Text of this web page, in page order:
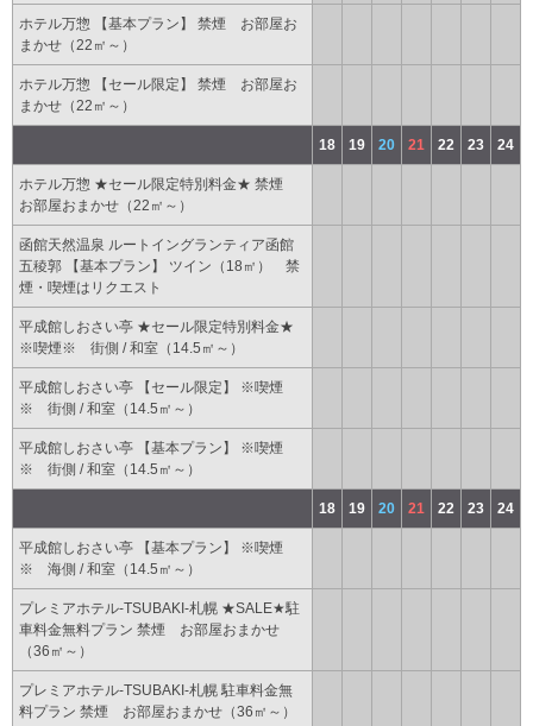
ホテル万惣 【基本プラン】 禁煙 お部屋お
まかせ（22㎡～）
ホテル万惣 【セール限定】 禁煙 お部屋お
まかせ（22㎡～）
18 19 20 21 22 23 24
ホテル万惣 ★セール限定特別料金★ 禁煙
お部屋おまかせ（22㎡～）
函館天然温泉 ルートイングランティア函館
五稜郭 【基本プラン】 ツイン（18㎡） 禁
煙・喫煙はリクエスト
平成館しおさい亭 ★セール限定特別料金★
※喫煙※ 街側 / 和室（14.5㎡～）
平成館しおさい亭 【セール限定】 ※喫煙
※ 街側 / 和室（14.5㎡～）
平成館しおさい亭 【基本プラン】 ※喫煙
※ 街側 / 和室（14.5㎡～）
18 19 20 21 22 23 24
平成館しおさい亭 【基本プラン】 ※喫煙
※ 海側 / 和室（14.5㎡～）
プレミアホテル-TSUBAKI-札幌 ★SALE★駐
車料金無料プラン 禁煙 お部屋おまかせ
（36㎡～）
プレミアホテル-TSUBAKI-札幌 駐車料金無
料プラン 禁煙 お部屋おまかせ（36㎡～）